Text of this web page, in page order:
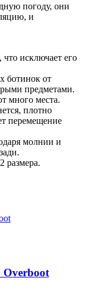
погоду, они
и
исключает его
ботинок от
предметами.
много места.
плотно
перемещение
молнии и
размера.